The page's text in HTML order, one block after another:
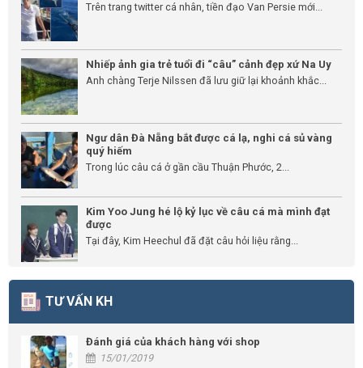
Trên trang twitter cá nhân, tiền đạo Van Persie mới...
Nhiếp ảnh gia trẻ tuổi đi “câu” cảnh đẹp xứ Na Uy
Anh chàng Terje Nilssen đã lưu giữ lại khoảnh khắc...
Ngư dân Đà Nẵng bắt được cá lạ, nghi cá sủ vàng
quý hiếm
Trong lúc câu cá ở gần cầu Thuận Phước, 2...
Kim Yoo Jung hé lộ kỷ lục về câu cá mà mình đạt
được
Tại đây, Kim Heechul đã đặt câu hỏi liệu rằng...
TƯ VẤN KH
Đánh giá của khách hàng với shop
15/01/2019